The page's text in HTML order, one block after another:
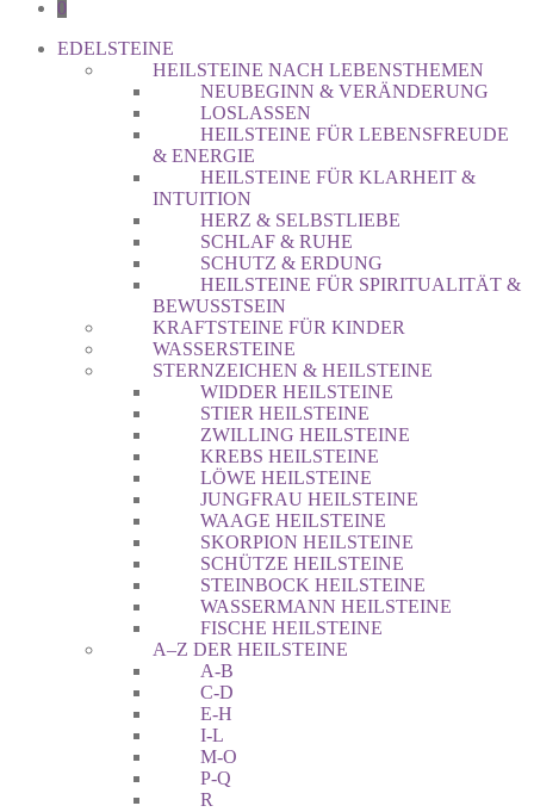
0
EDELSTEINE
HEILSTEINE NACH LEBENSTHEMEN
NEUBEGINN & VERÄNDERUNG
LOSLASSEN
HEILSTEINE FÜR LEBENSFREUDE
& ENERGIE
HEILSTEINE FÜR KLARHEIT &
INTUITION
HERZ & SELBSTLIEBE
SCHLAF & RUHE
SCHUTZ & ERDUNG
HEILSTEINE FÜR SPIRITUALITÄT &
BEWUSSTSEIN
KRAFTSTEINE FÜR KINDER
WASSERSTEINE
STERNZEICHEN & HEILSTEINE
WIDDER HEILSTEINE
STIER HEILSTEINE
ZWILLING HEILSTEINE
KREBS HEILSTEINE
LÖWE HEILSTEINE
JUNGFRAU HEILSTEINE
WAAGE HEILSTEINE
SKORPION HEILSTEINE
SCHÜTZE HEILSTEINE
STEINBOCK HEILSTEINE
WASSERMANN HEILSTEINE
FISCHE HEILSTEINE
A–Z DER HEILSTEINE
A-B
C-D
E-H
I-L
M-O
P-Q
R